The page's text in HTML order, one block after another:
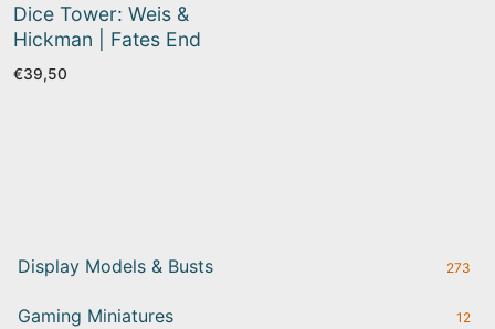
Dice Tower: Weis &
Hickman | Fates End
€39,50
Display Models & Busts 273
Gaming Miniatures 12